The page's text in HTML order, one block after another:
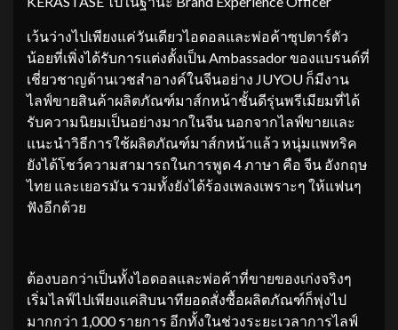
เว้นว่างไปเพียงแค่วันเดียวไอดอลและพ่อค้าซุปตาร์ตัว
น้อยที่เพิ่งได้รับการแต่งตั้งเป็น Ambassador​ ของแบรนด์ที่
เชี่ยวชาญด้านเวชสำอางค์ในจีนอย่าง JUYOU ก็มีงาน
ไลฟ์ขายสินค้าผลิตภัณฑ์มาส์กหน้าชั้นดีรุ่นพรีเมียมที่ได้
รับความนิยมเป็นอย่างมากในจีน นอกจากไลฟ์ขายและ
แนะนำวิธีการใช้ผลิตภัณฑ์มาส์กหน้าแล้ว หนุ่มแพทริค
ยังได้โชว์ความสามารถในการพูด 4 ภาษา คือ​ จีน​ อังกฤษ​
ไทย​ และเยอรมัน​ รวมทั้งยังได้ร้องเพลงเพราะๆ ให้แฟนๆ
ฟังอีกด้วย
ต้องบอกว่าเป็นทั้งไอดอลและพ่อค้าที่ขายของเก่งจริงๆ
เริ่มไลฟ์ไปเพียงแค่สิบนาทียอดสั่งซื้อผลิตภัณฑ์ก็พุ่งไป
มากกว่า​ 1,000​ รายการ อีกทั้งในช่วงระยะเวลาการไลฟ์